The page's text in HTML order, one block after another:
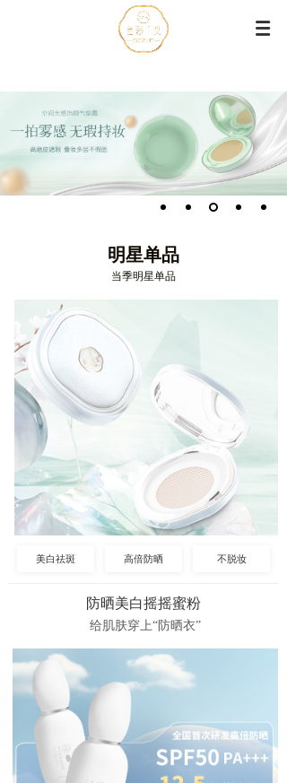
明星单品
当季明星单品
美白祛斑
给肌肤穿上“防晒衣”
防晒美白摇摇蜜粉
不脱妆
高倍防晒